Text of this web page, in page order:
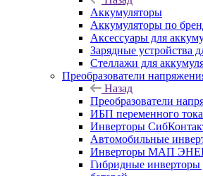
Аккумуляторы
Аккумуляторы по
Аксессуары для
Зарядные устройства
Стеллажи для
Преобразователи
Назад
Преобразователи
ИБП переменного
Инверторы
Автомобильные
Инверторы МАП
Гибридные инверторы